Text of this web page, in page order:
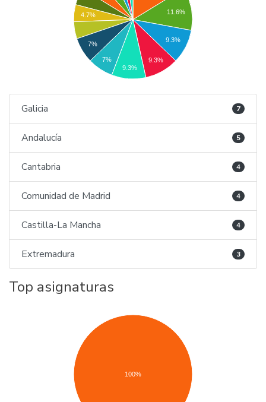
11.6%
9.3%
9.3%
4.7%
7%
7%
9.3%
Galicia 7
Andalucía 5
Cantabria 4
Comunidad de Madrid 4
Castilla-La Mancha 4
Extremadura 3
Top asignaturas
100%